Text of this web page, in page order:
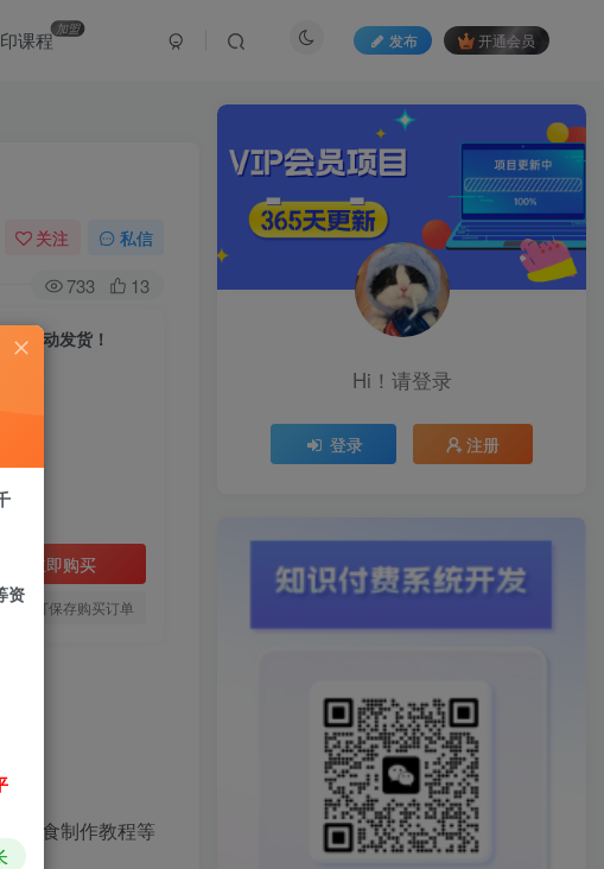
课程 加盟
发布 开通会员
关注 私信
733 13
自动发货！
立即购买
，可保存购买订单
零食制作教程等
Hi！请登录
登录 注册
资